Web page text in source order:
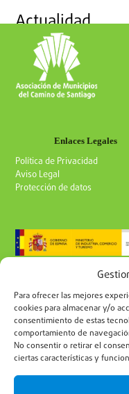
Para ofrecer las mejores
cookies para almacenar y/o
consentimiento de estas
comportamiento de
No consentir o retirar el
ciertas características y
Actualidad
Hoy en día,
histórica con
turistas: albergues,
espacios
naturales,
entorno que
pocas calles.
Sahagún es un
modernos,
mientras se
cultural y jacobeo
Enlaces Legales
Política de Privacidad
Aviso Legal
Protección de datos
Síguenos en redes:
Suscríbete a nuestro